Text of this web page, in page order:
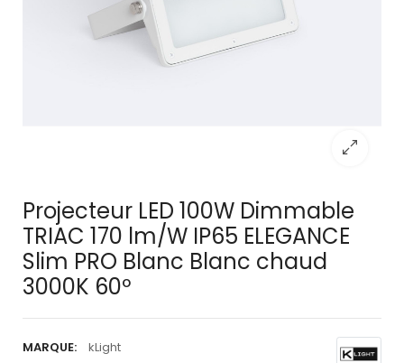
Projecteur LED 100W Dimmable
TRIAC 170 lm/W IP65 ELEGANCE
Slim PRO Blanc Blanc chaud
3000K 60º
MARQUE:
kLight